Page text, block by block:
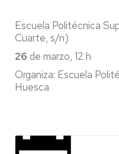
Escuela Politécnica
Cuarte, s/n)
26 de marzo, 12 h
Organiza: Escuela
Huesca